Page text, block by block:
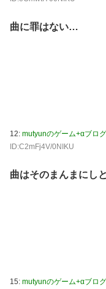
曲に罪はない…
12: mutyunのゲーム+αブロ
ID:C2mFj4V/0NIKU
曲はそのまんまにし
15: mutyunのゲーム+αブロ